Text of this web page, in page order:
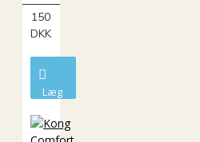
150
DKK
Læg
kurv